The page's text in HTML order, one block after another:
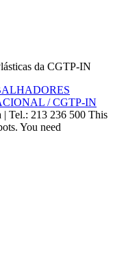
da CGTP-IN
/ CGTP-IN
| Tel.: 213 236 500 This
You need